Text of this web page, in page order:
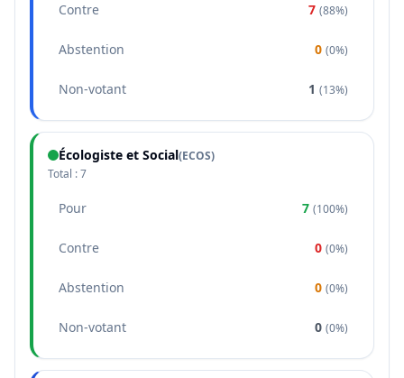
Contre 7 (88%)
Abstention 0 (0%)
Non-votant 1 (13%)
Écologiste et Social(ECOS)
Total :7
Pour 7 (100%)
Contre 0 (0%)
Abstention 0 (0%)
Non-votant 0 (0%)